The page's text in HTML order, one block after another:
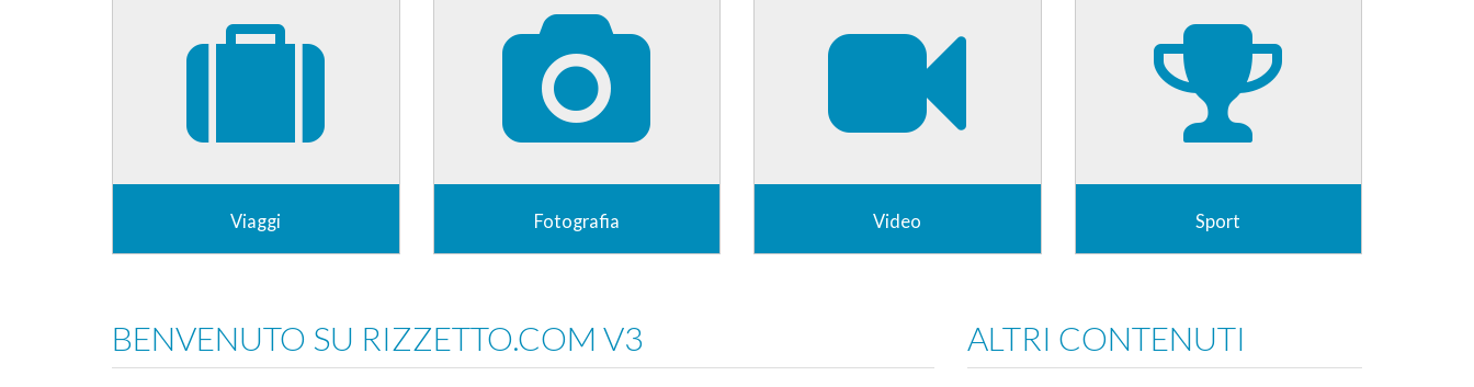
Viaggi
buona parte dei viaggi che abbiamo
Fotografia
Vai alla Sezione
Video
Vai alla Sezione
Sport
Vai alla Sezione
BENVENUTO SU RIZZETTO.COM V3 ALTRI CONTENUTI